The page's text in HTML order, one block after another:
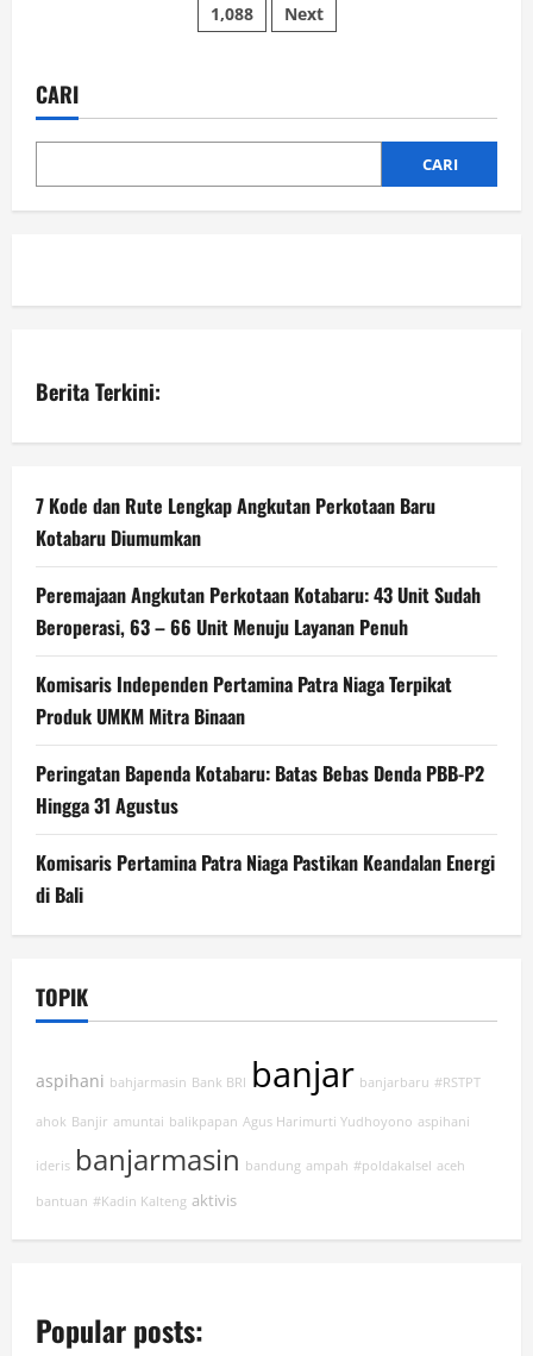
Kemandirian
Masyarakat
Lokal
Maluku
1,088 Next
CARI
CARI
Berita Terkini:
7 Kode dan Rute Lengkap Angkutan Perkotaan Baru
Kotabaru Diumumkan
Peremajaan Angkutan Perkotaan Kotabaru: 43 Unit Sudah
Beroperasi, 63 – 66 Unit Menuju Layanan Penuh
Komisaris Independen Pertamina Patra Niaga Terpikat
Produk UMKM Mitra Binaan
Peringatan Bapenda Kotabaru: Batas Bebas Denda PBB-P2
Hingga 31 Agustus
Komisaris Pertamina Patra Niaga Pastikan Keandalan Energi
di Bali
TOPIK
aspihani bahjarmasin Bank BRI banjar banjarbaru #RSTPT
ahok Banjir amuntai balikpapan Agus Harimurti Yudhoyono aspihani
ideris banjarmasin bandung ampah #poldakalsel aceh
bantuan #Kadin Kalteng aktivis
Popular posts: